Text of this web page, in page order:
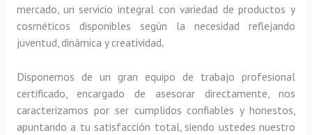
mercado, un servicio integral con variedad de productos y
cosméticos disponibles según la necesidad reflejando
juventud, dinámica y creatividad.
Disponemos de un gran equipo de trabajo profesional
certificado, encargado de asesorar directamente, nos
caracterizamos por ser cumplidos confiables y honestos,
apuntando a tu satisfacción total, siendo ustedes nuestro